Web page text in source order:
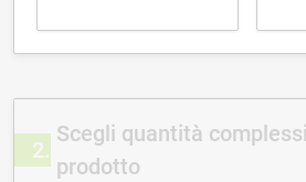
2
Scegli quantità
prodotto